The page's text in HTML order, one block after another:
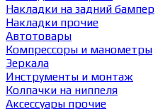
Накладки на задний бампер
Накладки прочие
Автотовары
Компрессоры и манометры
Зеркала
Инструменты и монтаж
Колпачки на ниппеля
Аксессуары прочие